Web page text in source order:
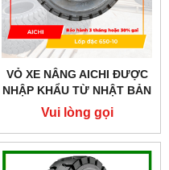
VỎ XE NÂNG AICHI ĐƯỢC
NHẬP KHẨU TỪ NHẬT BẢN
Vui lòng gọi